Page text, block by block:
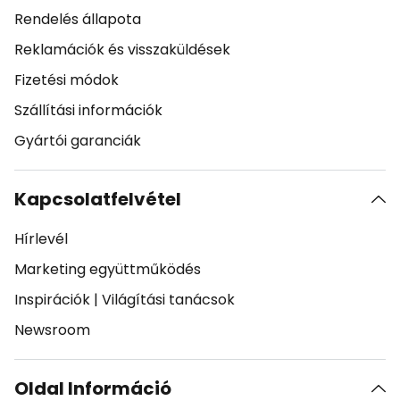
Rendelés állapota
Reklamációk és visszaküldések
Fizetési módok
Szállítási információk
Gyártói garanciák
Kapcsolatfelvétel
Hírlevél
Marketing együttműködés
Inspirációk | Világítási tanácsok
Newsroom
Oldal Információ